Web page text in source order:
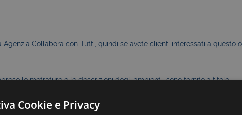
Collabora con Tutti, quindi se avete clienti interessati a questo o
le metrature e le descrizioni degli ambienti, sono fornite a titolo
Cookie e Privacy